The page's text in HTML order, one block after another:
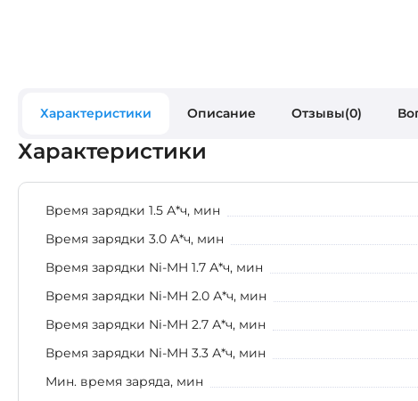
Характеристики Описание Отзывы(0)
Характеристики
Время зарядки 1.5 А*ч, мин
Время зарядки 3.0 А*ч, мин
Время зарядки Ni-MH 1.7 А*ч, мин
Время зарядки Ni-MH 2.0 А*ч, мин
Время зарядки Ni-MH 2.7 А*ч, мин
Время зарядки Ni-MH 3.3 А*ч, мин
Мин. время заряда, мин